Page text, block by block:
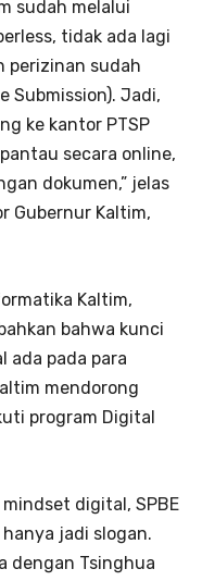
sudah melalui
tidak ada lagi
perizinan sudah
Submission). Jadi,
ke kantor PTSP
secara online,
dokumen,” jelas
Gubernur Kaltim,
Kaltim,
bahwa kunci
ada pada para
mendorong
program Digital
digital, SPBE
jadi slogan.
dengan Tsinghua